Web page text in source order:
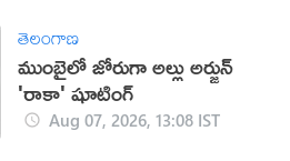
తెలంగాణ
ముంబైలో జోరుగా అల్లు అర్జున్
'రాకా' షూటింగ్
Aug 07, 2026, 13:08 IST